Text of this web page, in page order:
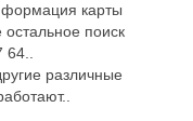
карты
остальное поиск
64..
различные